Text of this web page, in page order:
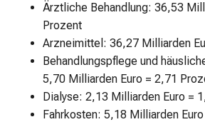
Ärztliche Behandlung: 36,53
Prozent
Arzneimittel: 36,27 Milliarden
Behandlungspflege und
5,70 Milliarden Euro = 2,71
Dialyse: 2,13 Milliarden Euro =
Fahrkosten: 5,18 Milliarden